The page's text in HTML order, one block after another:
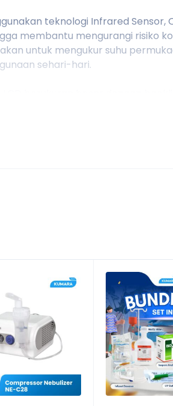
teknologi Infrared Sensor,
membantu mengurangi risiko
untuk mengukur suhu
sehari-hari.
minim. Fitur memori
memantau perubahan suhu tubuh
digunakan di rumah, klinik,
Unggulan
Infrared Non-Contact
cepat sekitar1 detik
tanpa menyentuh kulit